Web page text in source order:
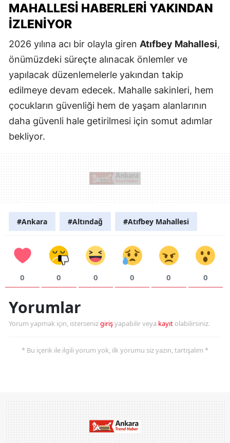
MAHALLESI HABERLERI YAKINDAN
İZLENIYOR
2026 yılına acı bir olayla giren Atıfbey Mahallesi,
önümüzdeki süreçte alınacak önlemler ve
yapılacak düzenlemelerle yakından takip
edilmeye devam edecek. Mahalle sakinleri, hem
çocukların güvenliği hem de yaşam alanlarının
daha güvenli hale getirilmesi için somut adımlar
bekliyor.
#Ankara #Altındağ #Atıfbey Mahallesi
0 0 0 0 0 0
Yorumlar
Yorum yapmak için, istersenizgirişyapabilir veya kayıt olabilirsiniz.
* Bu içerik ile ilgili yorum yok, ilk yorumu siz yazın, tartışalım *